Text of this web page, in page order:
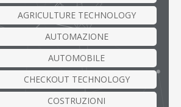
AGRICULTURE TECHNOLOGY
AUTOMAZIONE
AUTOMOBILE
CHECKOUT TECHNOLOGY
COSTRUZIONI